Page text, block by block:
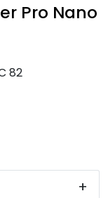
Pro Nano
82
+